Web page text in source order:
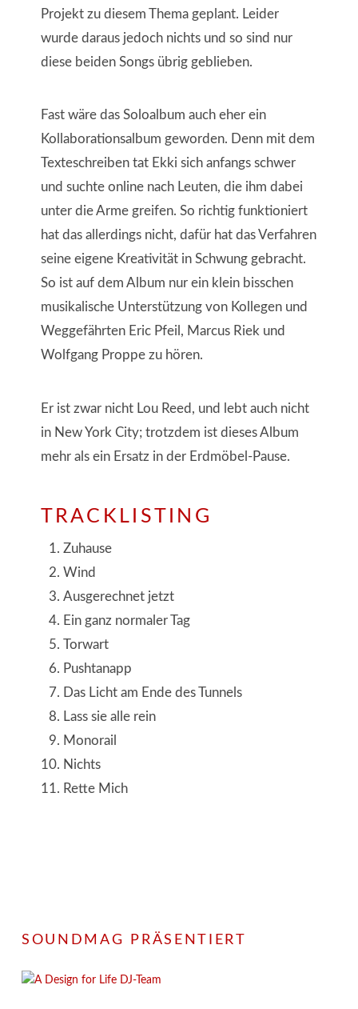
Projekt zu diesem Thema geplant. Leider
wurde daraus jedoch nichts und so sind nur
diese beiden Songs übrig geblieben.
Fast wäre das Soloalbum auch eher ein
Kollaborationsalbum geworden. Denn mit dem
Texteschreiben tat Ekki sich anfangs schwer
und suchte online nach Leuten, die ihm dabei
unter die Arme greifen. So richtig funktioniert
hat das allerdings nicht, dafür hat das Verfahren
seine eigene Kreativität in Schwung gebracht.
So ist auf dem Album nur ein klein bisschen
musikalische Unterstützung von Kollegen und
Weggefährten Eric Pfeil, Marcus Riek und
Wolfgang Proppe zu hören.
Er ist zwar nicht Lou Reed, und lebt auch nicht
in New York City; trotzdem ist dieses Album
mehr als ein Ersatz in der Erdmöbel-Pause.
TRACKLISTING
Zuhause
Wind
Ausgerechnet jetzt
Ein ganz normaler Tag
Torwart
Pushtanapp
Das Licht am Ende des Tunnels
Lass sie alle rein
Monorail
Nichts
Rette Mich
SOUNDMAG PRÄSENTIERT